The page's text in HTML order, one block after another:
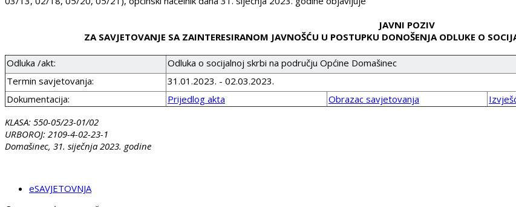
JAVNI POZIV
ZA SAVJETOVANJE SA ZAINTERESIRANOM JAVNOŠĆU U POSTUPKU DONOŠENJA ODLUKE O
Odluka /akt:
Odluka o socijalnoj skrbi na području Općine Domašinec
Termin savjetovanja:
31.01.2023. - 02.03.2023.
Dokumentacija:
Prijedlog akta Obrazac savjetovanja
KLASA: 550-05/23-01/02
URBOROJ: 2109-4-02-23-1
Domašinec, 31. siječnja 2023. godine
eSAVJETOVNJA